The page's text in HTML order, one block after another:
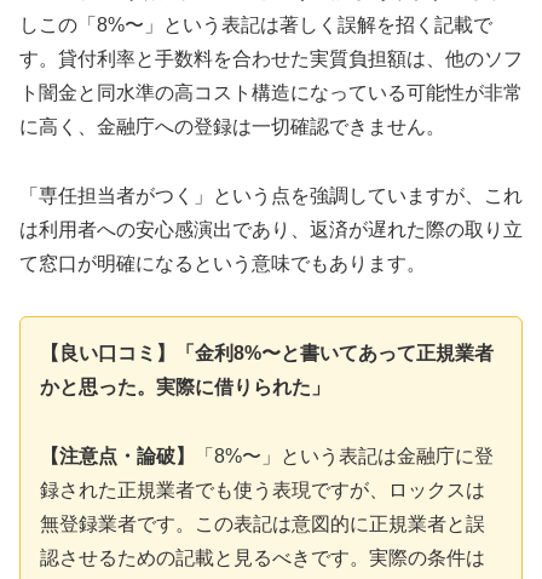
しこの「8%〜」という表記は著しく誤解を招く記載で
す。貸付利率と手数料を合わせた実質負担額は、他のソフ
ト闇金と同水準の高コスト構造になっている可能性が非常
に高く、金融庁への登録は一切確認できません。
「専任担当者がつく」という点を強調していますが、これ
は利用者への安心感演出であり、返済が遅れた際の取り立
て窓口が明確になるという意味でもあります。
【良い口コミ】「金利8%〜と書いてあって正規業者
かと思った。実際に借りられた」
【注意点・論破】
「8%〜」という表記は金融庁に登
録された正規業者でも使う表現ですが、ロックスは
無登録業者です。この表記は意図的に正規業者と誤
認させるための記載と見るべきです。実際の条件は